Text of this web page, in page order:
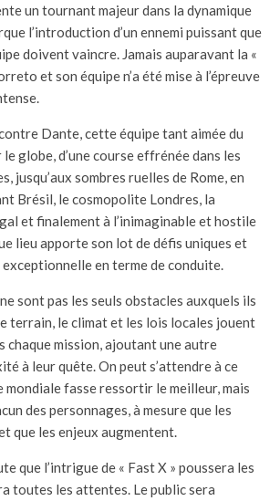
un tournant majeur dans la dynamique
l’introduction d’un ennemi puissant que
doivent vaincre. Jamais auparavant la «
et son équipe n’a été mise à l’épreuve
Dante, cette équipe tant aimée du
globe, d’une course effrénée dans les
jusqu’aux sombres ruelles de Rome, en
Brésil, le cosmopolite Londres, la
et finalement à l’inimaginable et hostile
lieu apporte son lot de défis uniques et
en terme de conduite.
sont pas les seuls obstacles auxquels ils
terrain, le climat et les lois locales jouent
chaque mission, ajoutant une autre
à leur quête. On peut s’attendre à ce
fasse ressortir le meilleur, mais
des personnages, à mesure que les
que les enjeux augmentent.
que l’intrigue de « Fast X » poussera les
toutes les attentes. Le public sera